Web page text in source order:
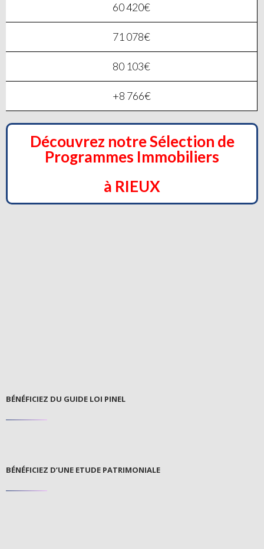
60 420€
71 078€
80 103€
+8 766€
Découvrez notre Sélection de
Programmes Immobiliers
à RIEUX
BÉNÉFICIEZ DU GUIDE LOI PINEL
BÉNÉFICIEZ D’UNE ETUDE PATRIMONIALE